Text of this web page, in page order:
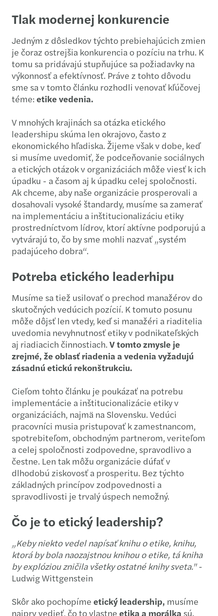
Tlak modernej konkurencie
Jedným z dôsledkov týchto prebiehajúcich zmien
je čoraz ostrejšia konkurencia o pozíciu na trhu. K
tomu sa pridávajú stupňujúce sa požiadavky na
výkonnosť a efektívnosť. Práve z tohto dôvodu
sme sa v tomto článku rozhodli venovať kľúčovej
téme: etike vedenia.
V mnohých krajinách sa otázka etického
leadershipu skúma len okrajovo, často z
ekonomického hľadiska. Žijeme však v dobe, keď
si musíme uvedomiť, že podceňovanie sociálnych
a etických otázok v organizáciách môže viesť k ich
úpadku - a časom aj k úpadku celej spoločnosti.
Ak chceme, aby naše organizácie prosperovali a
dosahovali vysoké štandardy, musíme sa zamerať
na implementáciu a inštitucionalizáciu etiky
prostredníctvom lídrov, ktorí aktívne podporujú a
vytvárajú to, čo by sme mohli nazvať „systém
padajúceho dobra“.
Potreba etického leaderhipu
Musíme sa tiež usilovať o prechod manažérov do
skutočných vedúcich pozícií. K tomuto posunu
môže dôjsť len vtedy, keď si manažéri a riaditelia
uvedomia nevyhnutnosť etiky v podnikateľských
aj riadiacich činnostiach. V tomto zmysle je
zrejmé, že oblasť riadenia a vedenia vyžadujú
zásadnú etickú rekonštrukciu.
Cieľom tohto článku je poukázať na potrebu
implementácie a inštitucionalizácie etiky v
organizáciách, najmä na Slovensku. Vedúci
pracovníci musia pristupovať k zamestnancom,
spotrebiteľom, obchodným partnerom, veriteľom
a celej spoločnosti zodpovedne, spravodlivo a
čestne. Len tak môžu organizácie dúfať v
dlhodobú ziskovosť a prosperitu. Bez týchto
základných princípov zodpovednosti a
spravodlivosti je trvalý úspech nemožný.
Čo je to etický leadership?
„Keby niekto vedel napísať knihu o etike, knihu,
ktorá by bola naozajstnou knihou o etike, tá kniha
by explóziou zničila všetky ostatné knihy sveta." -
Ludwig Wittgenstein
Skôr ako pochopíme etický leadership, musíme
najprv vedieť, čo to vlastne etika a morálka sú.